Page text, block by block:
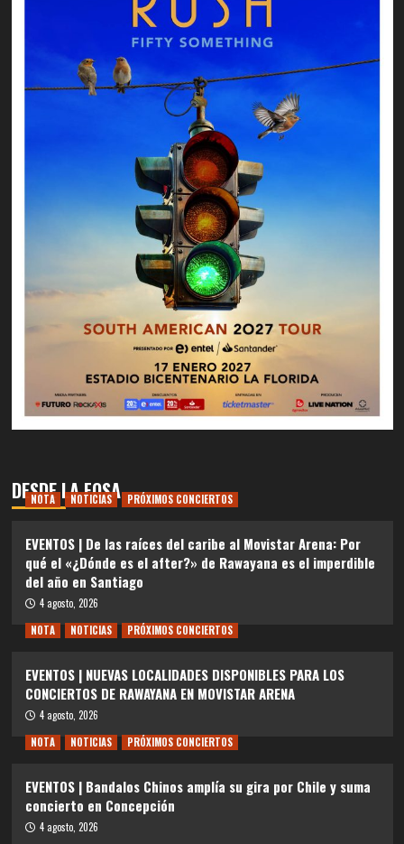
DESDE LA FOSA
NOTA NOTICIAS PRÓXIMOS CONCIERTOS
EVENTOS | De las raíces del caribe al Movistar Arena: Por
qué el «¿Dónde es el after?» de Rawayana es el imperdible
del año en Santiago
4 agosto, 2026
NOTA
NOTICIAS PRÓXIMOS CONCIERTOS
EVENTOS | NUEVAS LOCALIDADES DISPONIBLES PARA LOS
CONCIERTOS DE RAWAYANA EN MOVISTAR ARENA
4 agosto, 2026
NOTA
NOTICIAS PRÓXIMOS CONCIERTOS
EVENTOS | Bandalos Chinos amplía su gira por Chile y suma
concierto en Concepción
4 agosto, 2026